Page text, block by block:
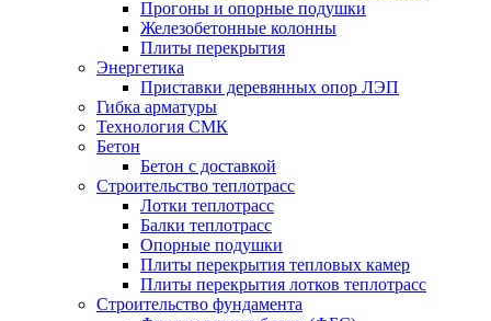
Прогоны и опорные подушки
Железобетонные колонны
Плиты перекрытия
Энергетика
Приставки деревянных опор ЛЭП
Гибка арматуры
Технология СМК
Бетон
Бетон с доставкой
Строительство теплотрасс
Лотки теплотрасс
Балки теплотрасс
Опорные подушки
Плиты перекрытия тепловых камер
Плиты перекрытия лотков теплотрасс
Строительство фундамента